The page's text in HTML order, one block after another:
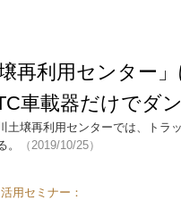
再利用センター
車載器だけでダ
土壌再利用センターでは、トラ
（2019/10/25）
用セミナー：